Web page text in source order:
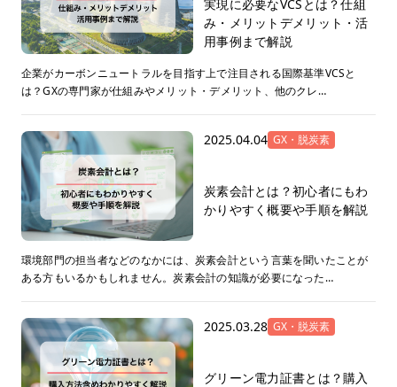
実現に必要なVCSとは？仕組
み・メリットデメリット・活
用事例まで解説
企業がカーボンニュートラルを目指す上で注目される国際基準VCSと
は？GXの専門家が仕組みやメリット・デメリット、他のクレ…
2025.04.04 GX・脱炭素
炭素会計とは？初心者にもわ
かりやすく概要や手順を解説
環境部門の担当者などのなかには、炭素会計という言葉を聞いたことが
ある方もいるかもしれません。炭素会計の知識が必要になった…
2025.03.28 GX・脱炭素
グリーン電力証書とは？購入